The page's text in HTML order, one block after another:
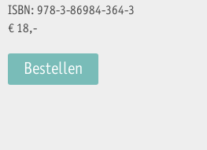
ISBN: 978-3-86984-364-3
€ 18,-
Bestellen